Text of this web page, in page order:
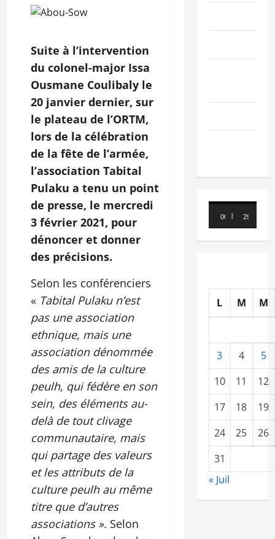
Suite à l’intervention
du colonel-major Issa
Ousmane Coulibaly le
20 janvier dernier, sur
le plateau de l’ORTM,
lors de la célébration
de la fête de l’armée,
l’association Tabital
Pulaku a tenu un point
de presse, le mercredi
3 février 2021, pour
dénoncer et donner
des précisions.
Selon les conférenciers
« Tabital Pulaku n’est
pas une association
ethnique, mais une
association dénommée
des amis de la culture
peulh, qui fédère en son
sein, des éléments au-
delà de tout clivage
communautaire, mais
qui partage des valeurs
et les attributs de la
culture peulh au même
titre que d’autres
associations ». Selon
Lecteur
vidéo
00:00 29:21
L M M
3 4
5
10
11
12
17
18
19
24
25
26
31
« Juil